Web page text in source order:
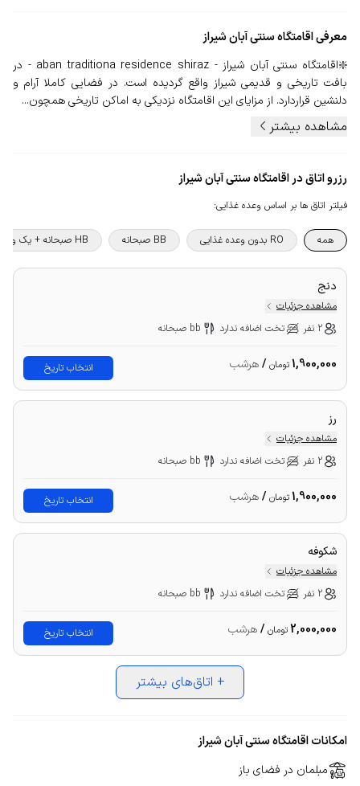
معرفیاقامتگاه سنتی آبان شیراز
❇️اقامتگاه سنتی آبان شیراز - aban traditiona residence shiraz - در
بافت تاریخی و قدیمی شیراز واقع گردیده است. در فضایی کاملا آرام و
دلنشین قراردارد. از مزایای این اقامتگاه نزدیکی به اماکن تاریخی همچون...
مشاهده بیشتر
رزرو اتاق در اقامتگاه سنتی آبان شیراز
فیلتر اتاق ها بر اساس وعده غذایی:
همه RO بدون وعده غذایی BB صبحانه HB صبحانه + یک وعده غذا
دنج
مشاهده جزئیات
2 نفر
تخت اضافه ندارد bb صبحانه
1,900,000تومان /هرشب انتخاب تاریخ
رز
مشاهده جزئیات
2 نفر
تخت اضافه ندارد bb صبحانه
1,900,000تومان /هرشب انتخاب تاریخ
شکوفه
مشاهده جزئیات
2 نفر
تخت اضافه ندارد bb صبحانه
2,000,000تومان /هرشب انتخاب تاریخ
+ اتاق‌های بیشتر
امکانات اقامتگاه سنتی آبان شیراز
مبلمان در فضای باز